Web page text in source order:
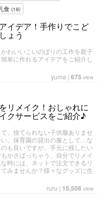
食 (19)
イデア！手作りでこど
ょう
わいいこいのぼりの工作を親子
単に作れるアイデアをご紹介し
yuma | 675 view
リメイク！おしゃれに
クサービスをご紹介♪
、捨てられない子供服ありませ
、保育園の貸出の服として…な
も良いですが、手元に残したい
かさばっちゃう、自分でリメイ
時には、ネットで注文できるリ
みませんか？様々なグッズに生
ruru | 15,506 view